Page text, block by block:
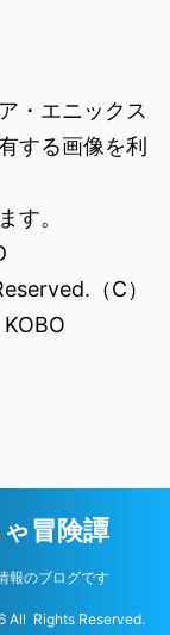
・エニックス
する画像を利
す。
（C）
冒険譚
報のブログです
All Rights Reserved.